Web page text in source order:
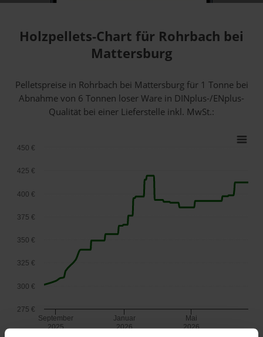
Holzpellets-Chart für Rohrbach bei
Mattersburg
Pelletspreise in Rohrbach bei Mattersburg für 1 Tonne bei
Abnahmevon 6 Tonnen loser Ware in DINplus-/ENplus-
Qualität bei einer Lieferstelle inkl. MwSt.:
September
2025
Januar
2026
Mai
2026
275 €
300 €
325 €
350 €
375 €
400 €
425 €
450 €